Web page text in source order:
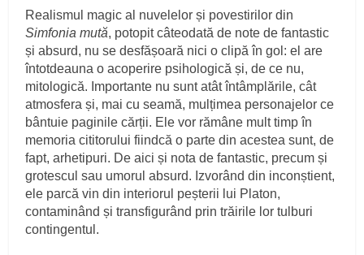
Realismul magic al nuvelelor și povestirilor din
Simfonia mută, potopit câteodată de note de fantastic
și absurd, nu se desfășoară nici o clipă în gol: el are
întotdeauna o acoperire psihologică și, de ce nu,
mitologică. Importante nu sunt atât întâmplările, cât
atmosfera și, mai cu seamă, mulțimea personajelor ce
bântuie paginile cărții. Ele vor rămâne mult timp în
memoria cititorului fiindcă o parte din acestea sunt, de
fapt, arhetipuri. De aici și nota de fantastic, precum și
grotescul sau umorul absurd. Izvorând din inconștient,
ele parcă vin din interiorul peșterii lui Platon,
contaminând și transfigurând prin trăirile lor tulburi
contingentul.